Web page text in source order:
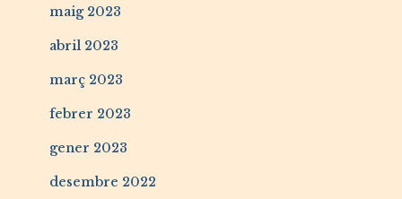
maig 2023
abril 2023
març 2023
febrer 2023
gener 2023
desembre 2022